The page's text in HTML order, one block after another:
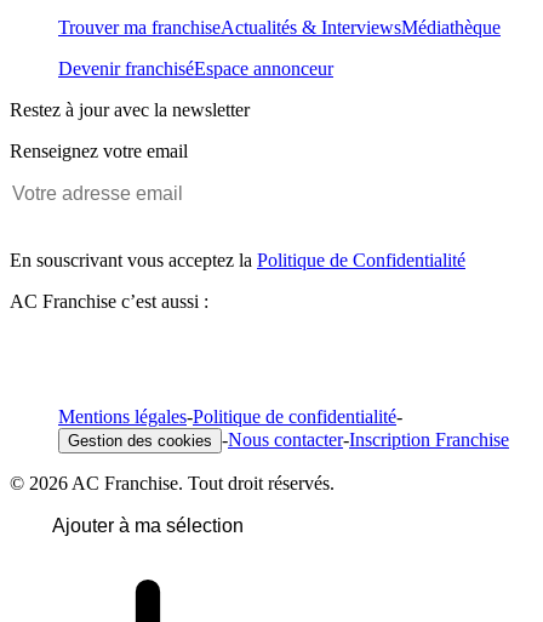
Trouver ma franchiseActualités & InterviewsMédiathèque
Devenir franchiséEspace annonceur
Restez à jour avec la newsletter
Renseignez votre email
En souscrivant vous acceptez la Politique de Confidentialité
AC Franchise c’est aussi :
Mentions légales-Politique de confidentialité-
Gestion des cookies -Nous contacter-Inscription Franchise
© 2026 AC Franchise. Tout droit réservés.
Ajouter à ma sélection